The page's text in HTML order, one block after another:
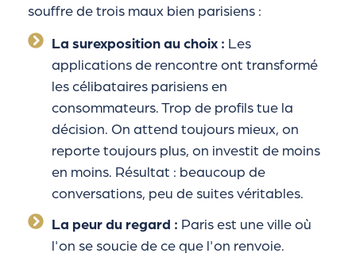
souffre de trois maux bien parisiens :
La surexposition au choix : Les
applications de rencontre ont transformé
les célibataires parisiens en
consommateurs. Trop de profils tue la
décision. On attend toujours mieux, on
reporte toujours plus, on investit de moins
en moins. Résultat : beaucoup de
conversations, peu de suites véritables.
La peur du regard : Paris est une ville où
l'on se soucie de ce que l'on renvoie.